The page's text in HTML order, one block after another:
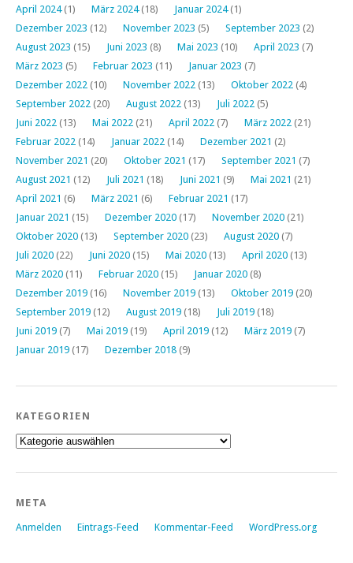
April 2024(1) März 2024(18) Januar 2024(1)
Dezember 2023 (12) November 2023 (5) September 2023 (2)
August 2023 (15) Juni 2023 (8) Mai 2023 (10) April 2023 (7)
März 2023 (5) Februar 2023 (11) Januar 2023 (7)
Dezember 2022 (10) November 2022 (13) Oktober 2022 (4)
September 2022 (20) August 2022 (13) Juli 2022 (5)
Juni 2022 (13) Mai 2022 (21) April 2022 (7) März 2022 (21)
Februar 2022 (14) Januar 2022 (14) Dezember 2021 (2)
November 2021 (20) Oktober 2021 (17) September 2021 (7)
August 2021 (12) Juli 2021 (18) Juni 2021 (9) Mai 2021 (21)
April 2021 (6) März 2021 (6) Februar 2021 (17)
Januar 2021 (15) Dezember 2020 (17) November 2020 (21)
Oktober 2020 (13) September 2020 (23) August 2020 (7)
Juli 2020 (22) Juni 2020 (15) Mai 2020 (13) April 2020 (13)
März 2020 (11) Februar 2020 (15) Januar 2020 (8)
Dezember 2019 (16) November 2019 (13) Oktober 2019 (20)
September 2019 (12) August 2019 (18) Juli 2019 (18)
Juni 2019 (7) Mai 2019 (19) April 2019 (12) März 2019 (7)
Januar 2019 (17) Dezember 2018 (9)
KATEGORIEN
Kategorien
META
Anmelden Eintrags-Feed Kommentar-Feed WordPress.org